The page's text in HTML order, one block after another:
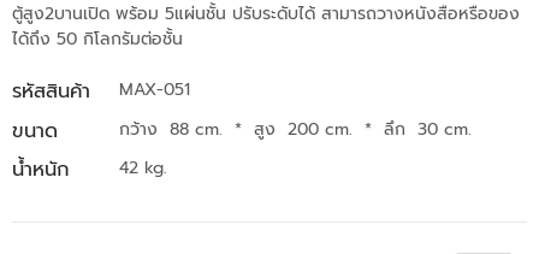
ตู้สูง2บานเปิด พร้อม 5แผ่นชั้น ปรับระดับได้ สามารถวางหนังสือหรือของ
ได้ถึง 50 กิโลกรัมต่อชั้น
รหัสสินค้า MAX-051
ขนาด กว้าง 88 cm. * สูง 200 cm. * ลึก 30 cm.
น้ำหนัก 42 kg.